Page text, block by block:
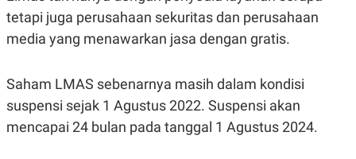
A
E
E
S
I
L
A
K
I
tetapi juga perusahaan sekuritas dan perusahaan
media yang menawarkan jasa dengan gratis.
Saham LMAS sebenarnya masih dalam kondisi
suspensi sejak 1 Agustus 2022. Suspensi akan
mencapai 24 bulan pada tanggal 1 Agustus 2024.